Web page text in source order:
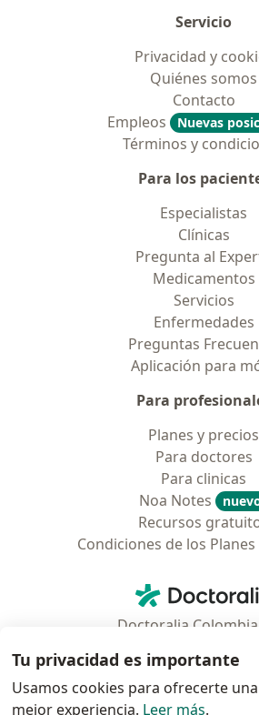
Servicio
Privacidad y
Quiénes somos
Contacto
Empleos
Nuevas
Términos y
Para los
Especialistas
Clínicas
Pregunta al
Medicamentos
Servicios
Enfermedades
Preguntas
Aplicación para
Para
Planes y precios
Para doctores
Para clinicas
Noa Notes
Recursos
Condiciones de los
Doctoralia
Doctoralia
Municipio: Bogotá D.C.,
Tu privacidad es importante
Usamos cookies para ofrecerte una
mejor experiencia. Leer más.